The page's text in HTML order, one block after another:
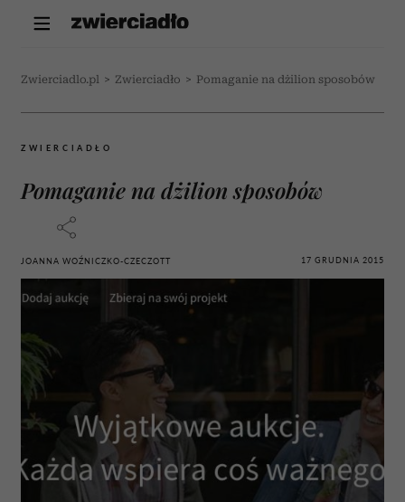
Zwierciadlo.pl > Zwierciadło > Pomaganie na dżilion sposobów
ZWIERCIADŁO
Pomaganie na dżilion sposobów
JOANNA WOŹNICZKO-CZECZOTT 17 GRUDNIA 2015